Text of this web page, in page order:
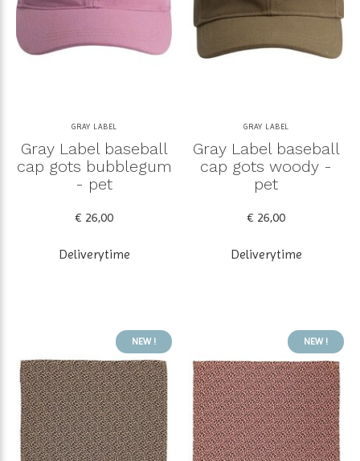
GRAY LABEL
Gray Label baseball
cap gots bubblegum
- pet
€ 26,00
Deliverytime
GRAY LABEL
Gray Label baseball
cap gots woody -
pet
€ 26,00
Deliverytime
NEW ! NEW !